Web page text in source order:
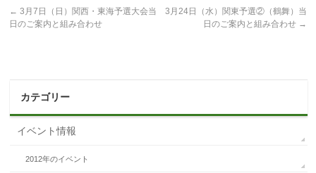
← 3月7日（日）関西・東海予選大会当
日のご案内と組み合わせ
3月24日（水）関東予選②（鶴舞）当
日のご案内と組み合わせ →
カテゴリー
イベント情報
2012年のイベント